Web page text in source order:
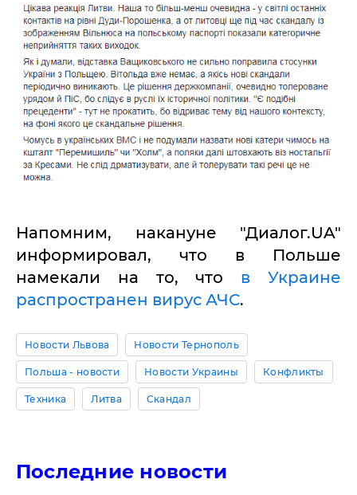
Напомним, накануне "Диалог.UA"
информировал, что в Польше
намекали на то, что в Украине
распространен вирус АЧС.
Новости Львова Новости Тернополь
Польша - новости Новости Украины Конфликты
Техника Литва Скандал
Последние новости